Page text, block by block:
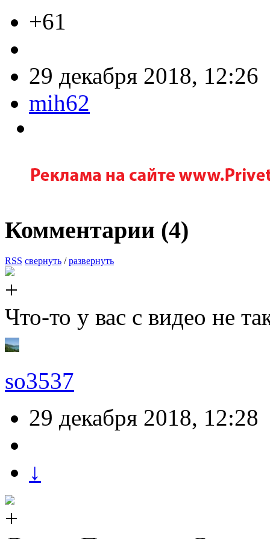
+61
29 декабря 2018, 12:26
mih62
Комментарии (4)
RSS свернуть /развернуть
Что-то у вас с видео не
so3537
29 декабря 2018, 12:28
↓